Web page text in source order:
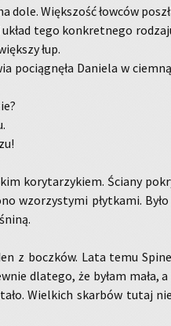
dole. Więk­szość łow­ców
tego kon­kret­ne­go
łup.
po­cią­gnę­ła Da­nie­la w
ko­ry­ta­rzy­kiem. Ścia­ny
wzo­rzy­sty­mi płyt­ka­mi.
z bocz­ków. Lata temu
dla­te­go, że byłam
Wiel­kich skar­bów tutaj